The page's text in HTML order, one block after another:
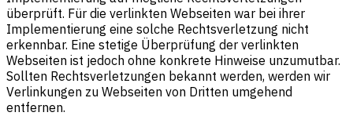
überprüft. Für die verlinkten Webseiten war bei ihrer
Implementierung eine solche Rechtsverletzung nicht
erkennbar. Eine stetige Überprüfung der verlinkten
Webseiten ist jedoch ohne konkrete Hinweise unzumutbar.
Sollten Rechtsverletzungen bekannt werden, werden wir
Verlinkungen zu Webseiten von Dritten umgehend
entfernen.